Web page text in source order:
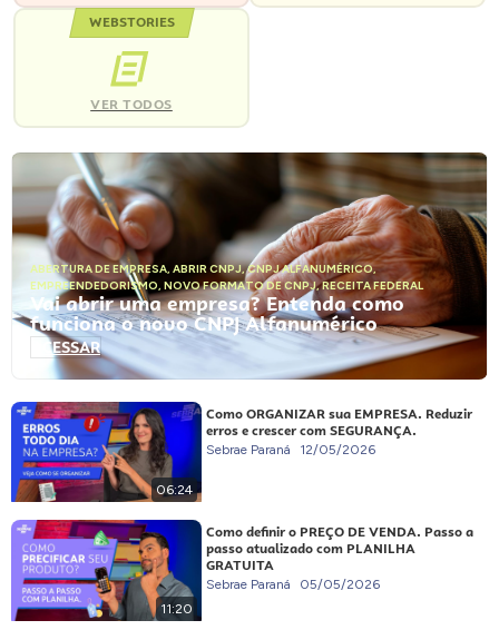
WEBSTORIES
VER TODOS
ABERTURA DE EMPRESA, ABRIR CNPJ,CNPJ ALFANUMÉRICO,
EMPREENDEDORISMO, NOVO FORMATO DE CNPJ,RECEITA FEDERAL
Vai abrir uma empresa? Entenda como
funciona o novo CNPJ Alfanumérico
ACESSAR
06:24
Como ORGANIZAR sua EMPRESA. Reduzir
erros e crescer com SEGURANÇA.
Sebrae Paraná 12/05/2026
11:20
Como definir o PREÇO DE VENDA. Passo a
passo atualizado com PLANILHA
GRATUITA
Sebrae Paraná 05/05/2026